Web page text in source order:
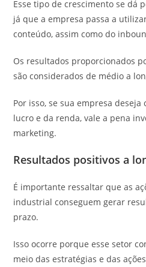
Esse tipo de crescimento se dá
já que a empresa passa a
conteúdo, assim como do
Os resultados proporcionados
são considerados de médio a
Por isso, se sua empresa
lucro e da renda, vale a pena
marketing.
Resultados positivos a
É importante ressaltar que as
industrial conseguem gerar
prazo.
Isso ocorre porque esse setor
meio das estratégias e das